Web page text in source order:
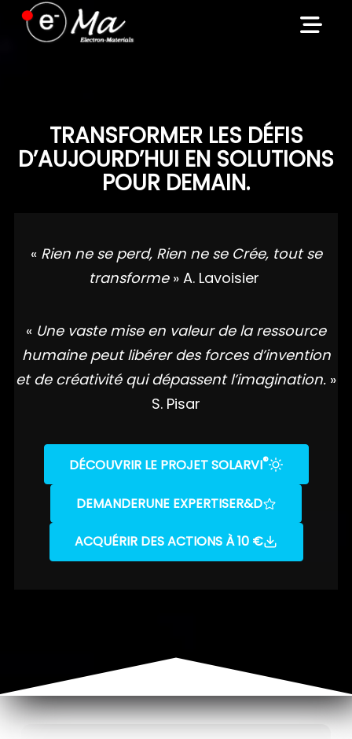
Skip
TRANSFORMER LES DÉFIS
D’AUJOURD’HUI EN SOLUTIONS
POUR DEMAIN.
« Rien ne se perd, Rien ne se Crée, tout se
transforme » A. Lavoisier
« Une vaste mise en valeur de la ressource
humaine peut libérer des forces d’invention
et de créativité qui dépassent l’imagination. »
S. Pisar
DÉCOUVRIR LE PROJET SOLARVI®
DEMANDERUNE EXPERTISER&D
ACQUÉRIR DES ACTIONS À 10 €